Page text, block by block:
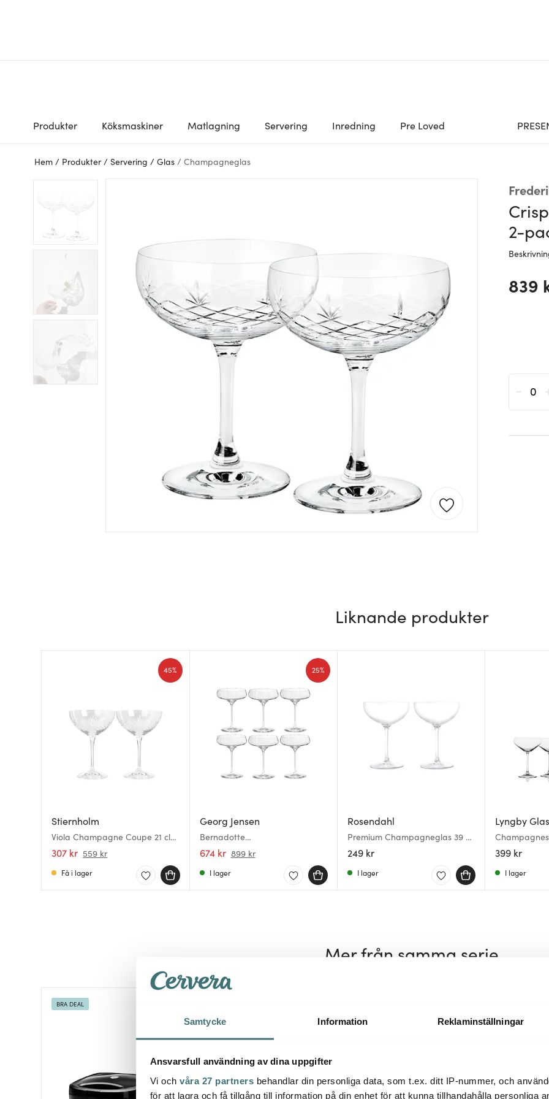
Samtycke Information Reklaminställningar
Ansvarsfull användning av dina uppgifter
Vi och våra 27 partners behandlar din personliga data, som t.ex. ditt IP-nummer, och
för att lagra och få tillgång till information på din enhet för att kunna tillhandahålla personliga
Produkter Köksmaskiner Matlagning Servering Inredning Pre Loved
Hem / Produkter / Servering / Glas / Champagneglas
2-
839
Liknande produkter
Stiernholm
Viola Champagne Coupe 21 cl
2-pack
307 kr 559 kr
45%
Få i lager
Georg Jensen
Bernadotte
champagnecoupeglas 20 cl 6-
pack kristall
674 kr 899 kr
25%
I lager
Rosendahl
Premium Champagneglas 39 cl
2-pack
249 kr
I lager
Lyngby Glas
pack
399 kr
I lager
Mer från samma serie
BRA DEAL